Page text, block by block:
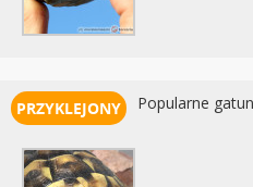
Popularne